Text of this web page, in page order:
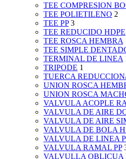
TEE COMPRESION
TEE POLIETILENO 2
TEE PP 3
TEE REDUCIDO HDPE
TEE ROSCA HEMBRA
TEE SIMPLE
TERMINAL DE LINEA
TRIPODE 1
TUERCA
UNION ROSCA
UNION ROSCA
VALVULA ACOPLE
VALVULA DE AIRE
VALVULA DE AIRE
VALVULA DE BOLA
VALVULA DE LINEA
VALVULA RAMAL PP
VALVULLA OBLICUA